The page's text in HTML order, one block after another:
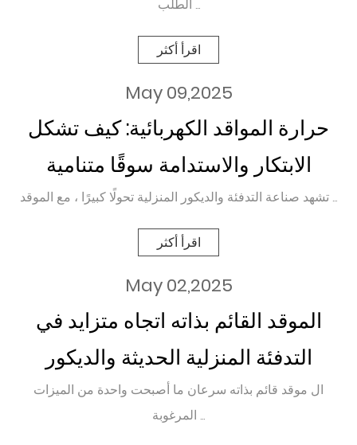
الطلب ...
اقرأ أكثر
May 09,2025
حرارة المواقد الكهربائية: كيف تشكل
الابتكار والاستدامة سوقًا متنامية
تشهد صناعة التدفئة والديكور المنزلية تحولًا كبيرًا ، مع الموقد ...
اقرأ أكثر
May 02,2025
الموقد القائم بذاته اتجاه متزايد في
التدفئة المنزلية الحديثة والديكور
ال موقد قائم بذاته سرعان ما أصبحت واحدة من الميزات
المرغوبة ...